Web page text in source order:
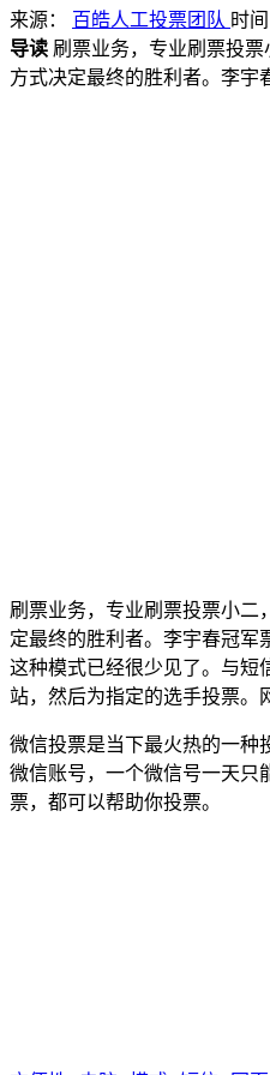
来源： 百皓人工投票团队 时
导读 刷票业务，专业刷票投
方式决定最终的胜利者。李宇
刷票业务，专业刷票投票小二
定最终的胜利者。李宇春冠军
这种模式已经很少见了。与短
站，然后为指定的选手投票。
微信投票是当下最火热的一种
微信账号，一个微信号一天只
票，都可以帮助你投票。